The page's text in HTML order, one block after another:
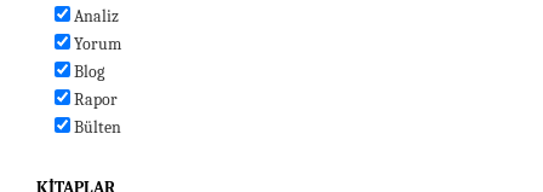
Analiz
Yorum
Blog
Rapor
Bülten
KITAPLAR